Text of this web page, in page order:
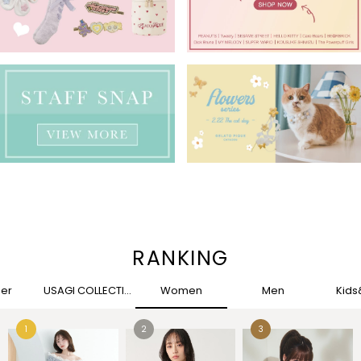
RANKING
USAGI COLLECTION Women Men